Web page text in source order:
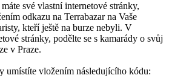
své vlastní internetové stránky,
odkazu na Terrabazar na Vaše
kteří ještě na burze nebyli. V
stránky, podělte se s kamarády o svůj
v Praze.
umístíte vložením následujícího kódu: